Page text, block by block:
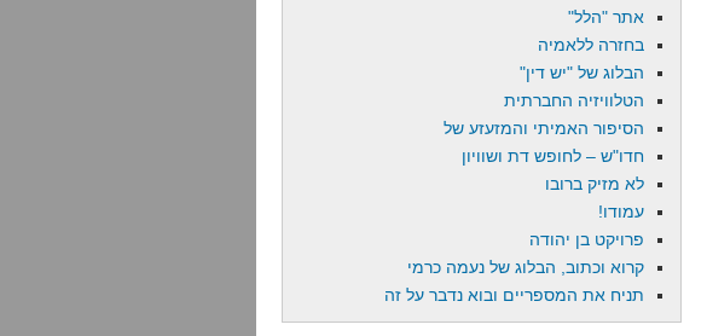
אתר "הלל"
בחזרה ללאמיה
הבלוג של "יש דין"
הטלוויזיה החברתית
הסיפור האמיתי והמזעזע של
חדו"ש – לחופש דת ושוויון
לא מזיק ברובו
עמודו!
פרויקט בן יהודה
קרוא וכתוב, הבלוג של נעמה כרמי
תניח את המספריים ובוא נדבר על זה